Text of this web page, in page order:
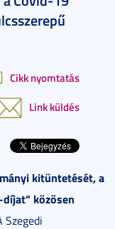
Cikk nyomtatás
Link küldés
kitüntetését, a
közösen
Szegedi